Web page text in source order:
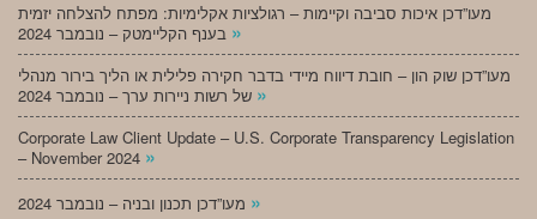
מעו”דכן איכות סביבה וקיימות – רגולציות אקלימיות: מפתח להצלחה יזמית
»
מעו”דכן שוק הון – חובת דיווח מיידי בדבר חקירה פלילית או הליך בירור מנהלי
»
Corporate Law Client Update – U.S. Corporate Transparency Legislation
– November 2024 »
»